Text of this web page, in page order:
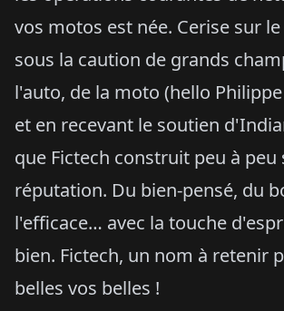
vos motos est née. Cerise sur
sous la caution de grands
l'auto, de la moto (hello
et en recevant le soutien
que Fictech construit peu à peu
réputation. Du bien-pensé, du
l'efficace… avec la touche
bien. Fictech, un nom à retenir
belles vos belles !